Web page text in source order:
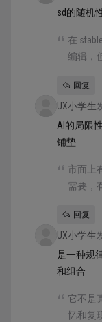
sd的随机
在
编辑，
得碰运
回复
UX小学生
AI的局限
铺垫
市面上
需要，
很多的
的模型
回复
UX小学生
是一种规
和组合
它不是
忆和复